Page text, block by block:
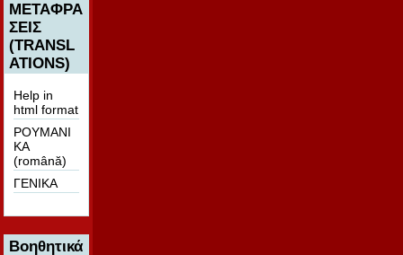
ΜΕΤΑΦΡΑ
ΣΕΙΣ
(TRANSL
ATIONS)
Help in
html format
ΡΟΥΜΑΝΙ
ΚΑ
(română)
ΓΕΝΙΚΑ
Βοηθητικά